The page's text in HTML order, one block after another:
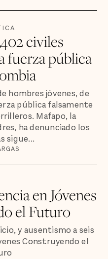
civiles
fuerza pública
hombres jóvenes, de
pública falsamente
Mafapo, la
ha denunciado los
sigue...
en Jóvenes
el Futuro
y ausentismo a seis
Construyendo el